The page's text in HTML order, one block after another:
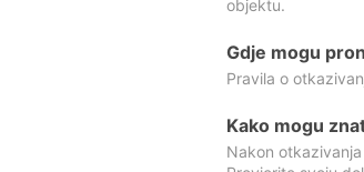
objektu.
Gdje mogu
Pravila o
Kako mogu
Nakon